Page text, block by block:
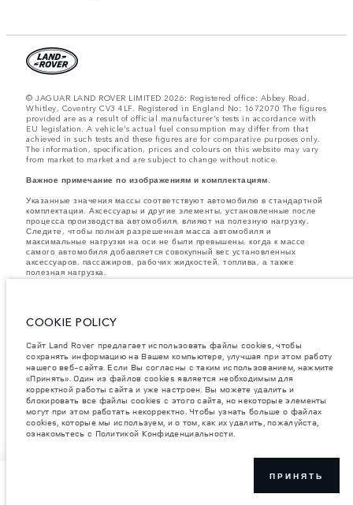
© JAGUAR LAND ROVER LIMITED 2026: Registered office: Abbey Road,
Whitley, Coventry CV3 4LF. Registered in England No: 1672070 The figures
provided are as a result of official manufacturer's tests in accordance with
EU legislation. A vehicle's actual fuel consumption may differ from that
achieved in such tests and these figures are for comparative purposes only.
The information, specification, prices and colours on this website may vary
from market to market and are subject to change without notice.
Важное примечание по изображениям и комплектациям.
Указанные значения массы соответствуют автомобилю в стандартной
комплектации. Аксессуары и другие элементы, установленные после
процесса производства автомобиля, влияют на полезную нагрузку.
Следите, чтобы полная разрешенная масса автомобиля и
максимальные нагрузки на оси не были превышены, когда к массе
самого автомобиля добавляется совокупный вес установленных
аксессуаров, пассажиров, рабочих жидкостей, топлива, а также
полезная нагрузка.
оставляем за собой право вносить изменения без предварительного
оборудование может быть как стандартным, так и опциональным.
Информация, технические характеристики, описания двигателей и
цвета, приведенные на этом веб-сайте, соответствуют моделям,
поставляемым в страны Европы, могут отличаться в зависимости от
рынка и изменяться без предварительного уведомления. Некоторые
представленные автомобили оснащены опциональным оборудованием
и аксессуарами, устанавливаемыми в дилерском центре, которые
могут быть доступны не на всех рынках. Наличие и стоимость
уточняйте у официального дилера.
COOKIE POLICY
Сайт Land Rover предлагает использовать файлы cookies, чтобы
сохранять информацию на Вашем компьютере, улучшая при этом работу
нашего веб-сайта. Если Вы согласны с таким использованием, нажмите
«Принять». Один из файлов cookies является необходимым для
корректной работы сайта и уже настроен. Вы можете удалить и
блокировать все файлы cookies с этого сайта, но некоторые элементы
могут при этом работать некорректно. Чтобы узнать больше о файлах
cookies, которые мы используем, и о том, как их удалить, пожалуйста,
ознакомьтесь с Политикой Конфиденциальности.
ПРИНЯТЬ
ЗАПРОСИТЬ
ПРЕДЛОЖЕН